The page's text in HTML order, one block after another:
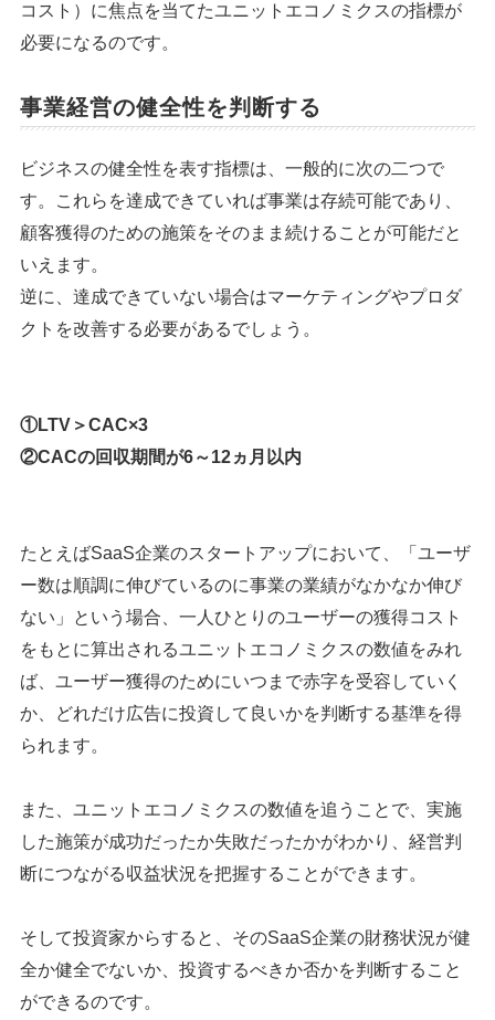
コスト）に焦点を当てたユニットエコノミクスの指標が
必要になるのです。
事業経営の健全性を判断する
ビジネスの健全性を表す指標は、一般的に次の二つで
す。これらを達成できていれば事業は存続可能であり、
顧客獲得のための施策をそのまま続けることが可能だと
いえます。
逆に、達成できていない場合はマーケティングやプロダ
クトを改善する必要があるでしょう。
①LTV＞CAC×3
②CACの回収期間が6～12ヵ月以内
たとえばSaaS企業のスタートアップにおいて、「ユーザ
ー数は順調に伸びているのに事業の業績がなかなか伸び
ない」という場合、一人ひとりのユーザーの獲得コスト
をもとに算出されるユニットエコノミクスの数値をみれ
ば、ユーザー獲得のためにいつまで赤字を受容していく
か、どれだけ広告に投資して良いかを判断する基準を得
られます。
また、ユニットエコノミクスの数値を追うことで、実施
した施策が成功だったか失敗だったかがわかり、経営判
断につながる収益状況を把握することができます。
そして投資家からすると、そのSaaS企業の財務状況が健
全か健全でないか、投資するべきか否かを判断すること
ができるのです。